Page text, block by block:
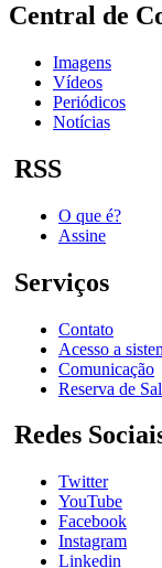
Central de
Imagens
Vídeos
Periódicos
Notícias
RSS
O que é?
Assine
Serviços
Contato
Acesso a
Comunicação
Reserva de
Redes
Twitter
YouTube
Facebook
Instagram
Linkedin